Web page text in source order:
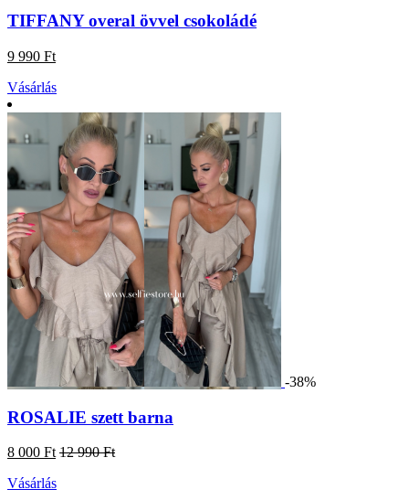
TIFFANY overal övvel csokoládé
9 990 Ft
Vásárlás
-38%
ROSALIE szett barna
8 000 Ft 12 990 Ft
Vásárlás